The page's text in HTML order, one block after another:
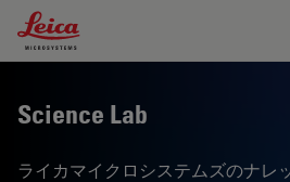
Leica Microsystems Logo
Science Lab
ライカマイクロシステムズのナレ